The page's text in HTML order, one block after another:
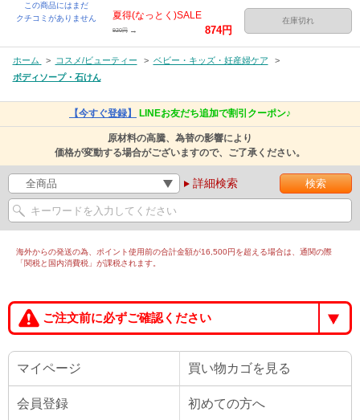
この商品にはまだ
クチコミがありません
夏得(なっとく)SALE
920円 → 874円
在庫切れ
ホーム > コスメ/ビューティー > ベビー・キッズ・妊産婦ケア
>
ボディソープ・石けん
【今すぐ登録】 LINEお友だち追加で割引クーポン♪
原材料の高騰、為替の影響により
価格が変動する場合がございますので、ご了承ください。
詳細検索
海外からの発送の為、ポイント使用前の合計金額が16,500円を超える場合は、通関の際
「関税と国内消費税」が課税されます。
ご注文前に必ずご確認ください
マイページ 買い物カゴを見る
会員登録 初めての方へ